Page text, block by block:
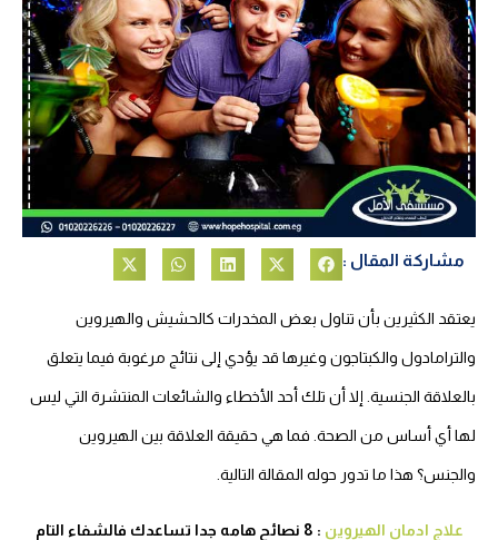
مشاركة المقال :
يعتقد الكثيرين بأن تناول بعض المخدرات كالحشيش والهيروين
والترامادول والكبتاجون وغيرها قد يؤدي إلى نتائج مرغوبة فيما يتعلق
بالعلاقة الجنسية. إلا أن تلك أحد الأخطاء والشائعات المنتشرة التي ليس
لها أي أساس من الصحة. فما هي حقيقة العلاقة بين الهيروين
والجنس؟ هذا ما تدور حوله المقالة التالية.
علاج ادمان الهيروين : 8 نصائح هامه جدا تساعدك فالشفاء التام